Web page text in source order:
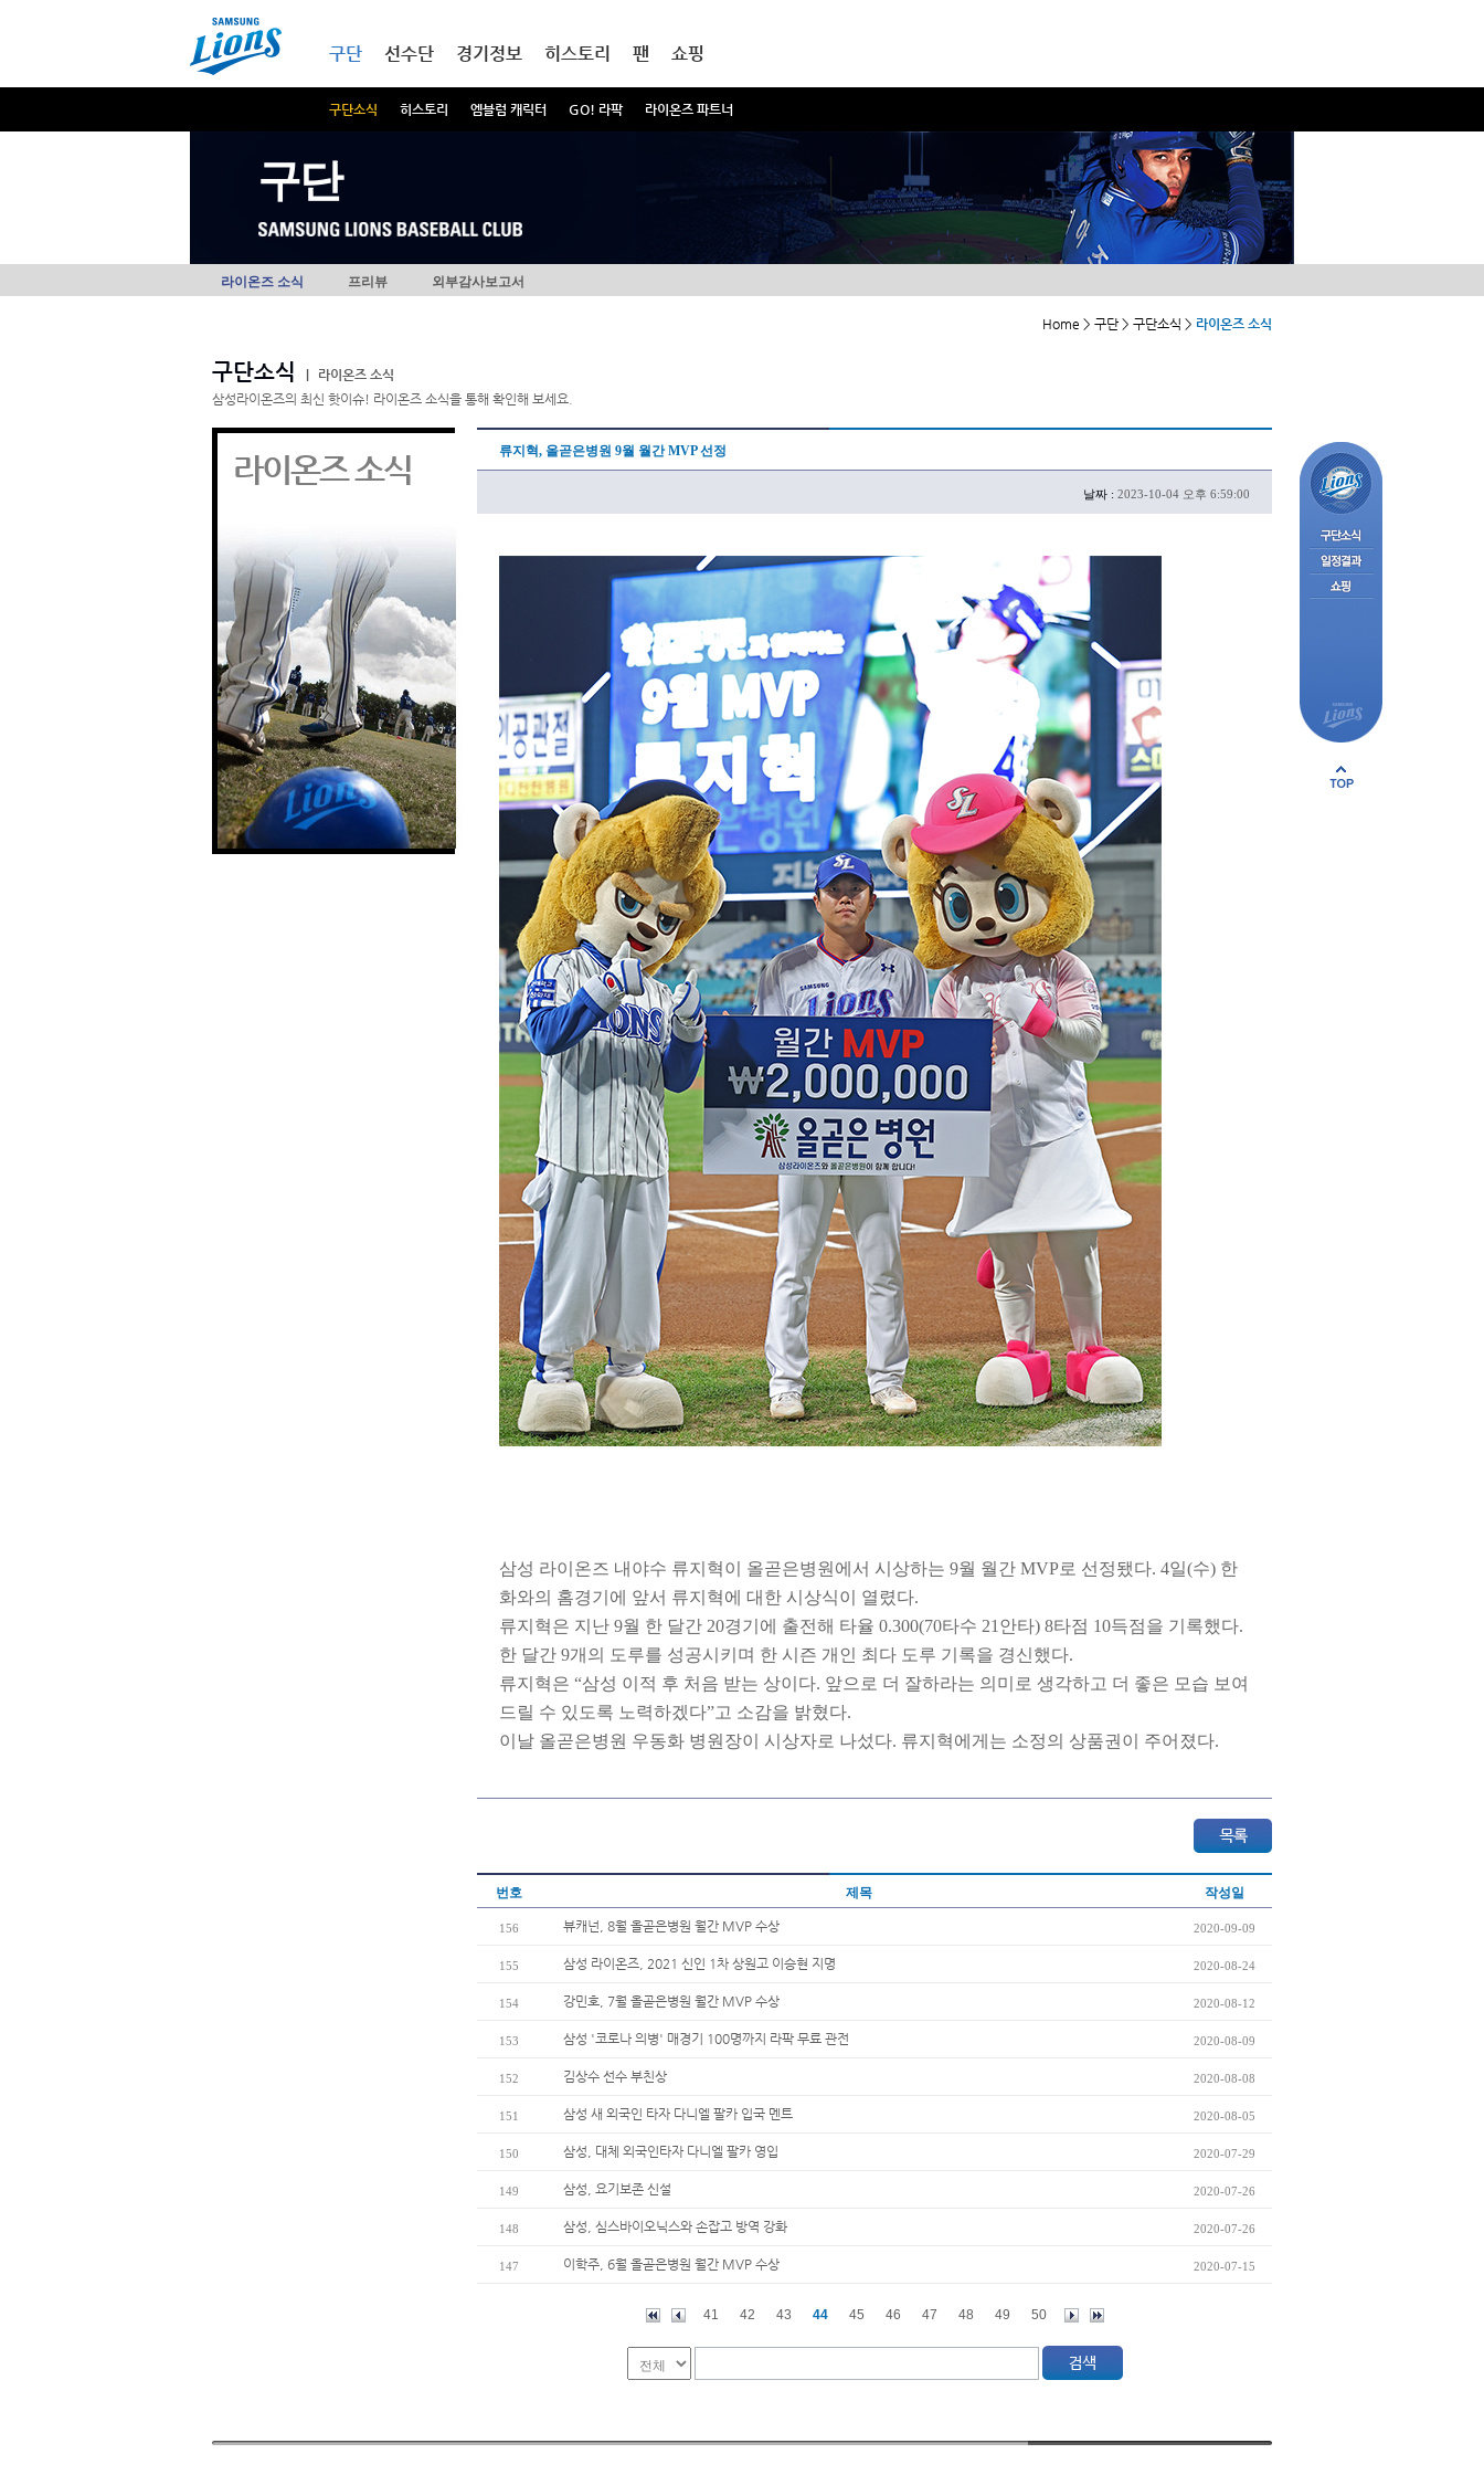
구단
구단소식 히스토리 엠블럼 캐릭터 GO! 라팍 라이온즈 파트너
선수단 경기정보 히스토리 팬 쇼핑
구단
라이온즈 소식 프리뷰 외부감사보고서
Home > 구단 > 구단소식 > 라이온즈 소식
구단소식
라이온즈 소식
삼성라이온즈의 최신 핫이슈! 라이온즈 소식을 통해 확인해 보세요.
라이온즈 소식 류지혁, 올곧은병원 9월 월간 MVP 선정
날짜 : 2023-10-04 오후 6:59:00
삼성 라이온즈 내야수 류지혁이 올곧은병원에서 시상하는 9월 월간 MVP로 선정됐다. 4일(수) 한
화와의 홈경기에 앞서 류지혁에 대한 시상식이 열렸다.
류지혁은 지난 9월 한 달간 20경기에 출전해 타율 0.300(70타수 21안타) 8타점 10득점을 기록했다.
한 달간 9개의 도루를 성공시키며 한 시즌 개인 최다 도루 기록을 경신했다.
류지혁은 “삼성 이적 후 처음 받는 상이다. 앞으로 더 잘하라는 의미로 생각하고 더 좋은 모습 보여
드릴 수 있도록 노력하겠다”고 소감을 밝혔다.
이날 올곧은병원 우동화 병원장이 시상자로 나섰다. 류지혁에게는 소정의 상품권이 주어졌다.
번호 제목 작성일
156 뷰캐넌, 8월 올곧은병원 월간 MVP 수상 2020-09-09
155 삼성 라이온즈, 2021 신인 1차 상원고 이승현 지명 2020-08-24
154 강민호, 7월 올곧은병원 월간 MVP 수상 2020-08-12
153 삼성 '코로나 의병' 매경기 100명까지 라팍 무료 관전 2020-08-09
152 김상수 선수 부친상 2020-08-08
151 삼성 새 외국인 타자 다니엘 팔카 입국 멘트 2020-08-05
150 삼성, 대체 외국인타자 다니엘 팔카 영입 2020-07-29
149 삼성, 요기보존 신설 2020-07-26
148 삼성, 심스바이오닉스와 손잡고 방역 강화 2020-07-26
147 이학주, 6월 올곧은병원 월간 MVP 수상 2020-07-15
41 42 43 44 45 46 47 48 49 50